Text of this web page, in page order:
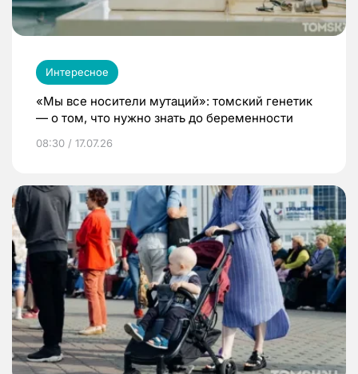
Интересное
«Мы все носители мутаций»: томский генетик
— о том, что нужно знать до беременности
08:30 / 17.07.26